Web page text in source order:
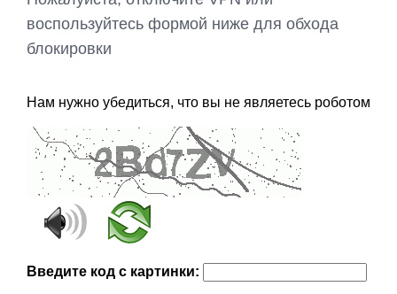
воспользуйтесь формой ниже для обхода
блокировки
Нам нужно убедиться, что вы не являетесь роботом
Введите код с картинки: